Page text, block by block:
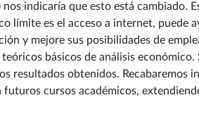
indicaría que esto está cambiado.
límite es el acceso a internet, puede
y mejore sus posibilidades de
básicos de análisis económico.
resultados obtenidos. Recabaremos
cursos académicos,